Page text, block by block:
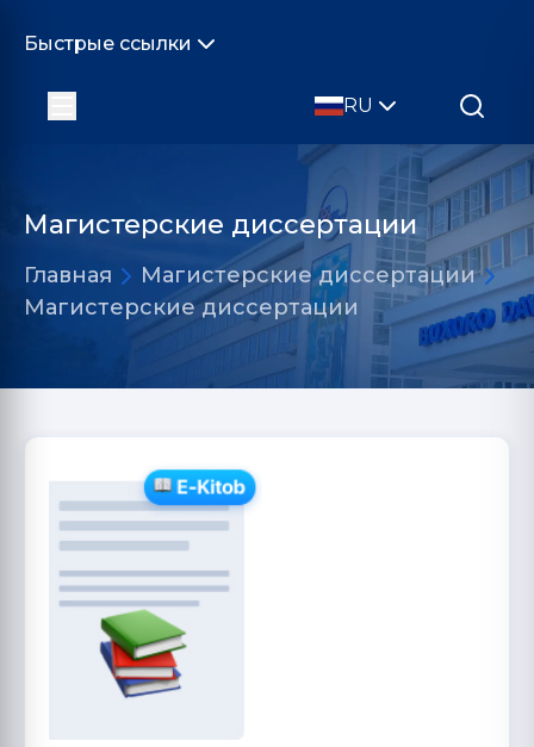
Быстрые ссылки
RU
Магистерские диссертации
Главная
Магистерские диссертации
Магистерские диссертации